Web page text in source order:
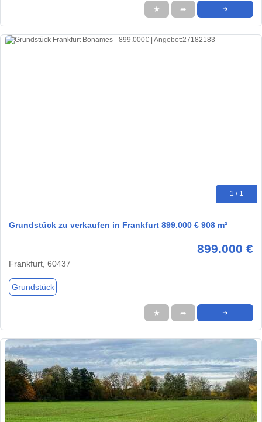
★ ➦ ➜
1 / 1
Grundstück zu verkaufen in Frankfurt 899.000 € 908 m²
899.000 €
Frankfurt, 60437
Grundstück
★ ➦ ➜